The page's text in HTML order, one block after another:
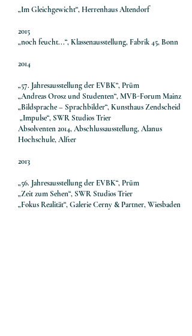
„Im Gleichgewicht“, Herrenhaus Altendorf
2015
„noch feucht...“, Klassenausstellung, Fabrik 45, Bonn
2014
„57. Jahresausstellung der EVBK“, Prüm
„Andreas Orosz und Studenten“, MVB-Forum Mainz
„Bildsprache – Sprachbilder“, Kunsthaus Zendscheid
„Impulse“, SWR Studios Trier
Absolventen 2014, Abschlussausstellung, Alanus
Hochschule, Alfter
2013
„56. Jahresausstellung der EVBK“, Prüm
„Zeit zum Sehen“, SWR Studios Trier
„Fokus Realität“, Galerie Cerny & Partner, Wiesbaden